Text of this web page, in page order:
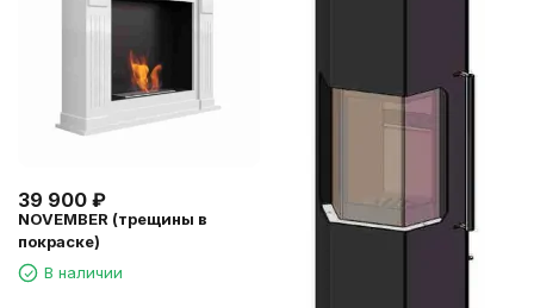
39 900 ₽
NOVEMBER (трещины в
покраске)
В наличии